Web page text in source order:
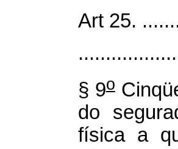
Art 25.
§ 9o
do
física a